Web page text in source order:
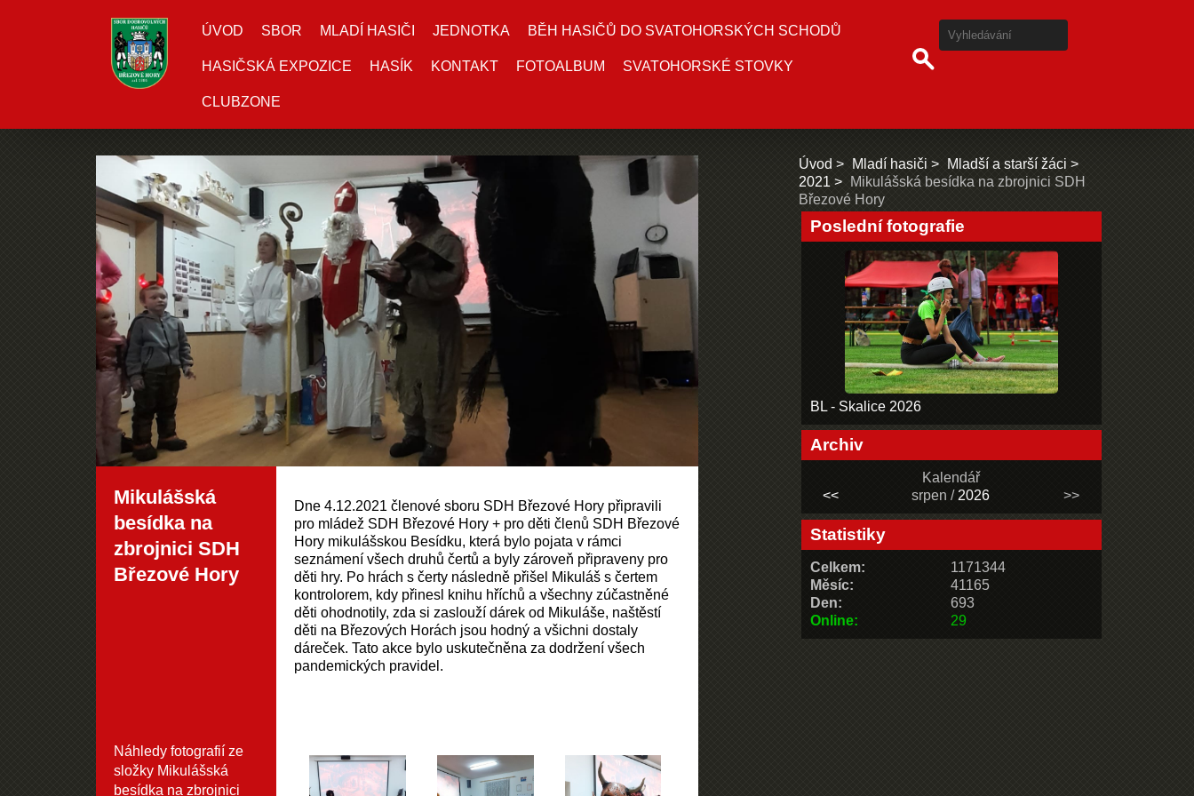
ÚVOD SBOR MLADÍ HASIČI JEDNOTKA BĚH HASIČŮ DO SVATOHORSKÝCH SCHODŮ
HASIČSKÁ EXPOZICE HASÍK KONTAKT FOTOALBUM SVATOHORSKÉ STOVKY
CLUBZONE
Mikulášská
besídka na
zbrojnici SDH
Březové Hory
Dne 4.12.2021 členové sboru SDH Březové Hory připravili
pro mládež SDH Březové Hory + pro děti členů SDH Březové
Hory mikulášskou Besídku, která bylo pojata v rámci
seznámení všech druhů čertů a byly zároveň připraveny pro
děti hry. Po hrách s čerty následně přišel Mikuláš s čertem
kontrolorem, kdy přinesl knihu hříchů a všechny zúčastněné
děti ohodnotily, zda si zaslouží dárek od Mikuláše, naštěstí
děti na Březových Horách jsou hodný a všichni dostaly
dáreček. Tato akce bylo uskutečněna za dodržení všech
pandemických pravidel.
Náhledy fotografií ze
složky Mikulášská
besídka na zbrojnici
Úvod Mladí hasiči
Mladší a starší žáci
2021
Mikulášská besídka na zbrojnici SDH
Březové Hory
Poslední fotografie
BL - Skalice 2026
Archiv
Kalendář
<<
srpen / 2026 >>
Statistiky
Online: 29
Celkem:
1171344
Měsíc:
41165
Den:
693